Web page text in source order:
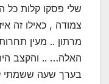
שלי פסקו קלות
צמודה , כאילו זה
מרתון .. מעין
האלה… .. והקצב
בערך שעה ששמתי